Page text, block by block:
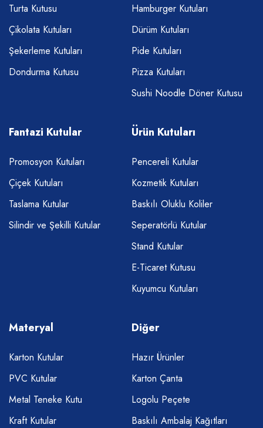
Turta Kutusu
Çikolata Kutuları
Şekerleme Kutuları
Dondurma Kutusu
Hamburger Kutuları
Dürüm Kutuları
Pide Kutuları
Pizza Kutuları
Sushi Noodle Döner Kutusu
Fantazi Kutular
Promosyon Kutuları
Çiçek Kutuları
Taslama Kutular
Silindir ve Şekilli Kutular
Ürün Kutuları
Pencereli Kutular
Kozmetik Kutuları
Baskılı Oluklu Koliler
Seperatörlü Kutular
Stand Kutular
E-Ticaret Kutusu
Kuyumcu Kutuları
Materyal
Karton Kutular
PVC Kutular
Metal Teneke Kutu
Kraft Kutular
Diğer
Hazır Ürünler
Karton Çanta
Logolu Peçete
Baskılı Ambalaj Kağıtları